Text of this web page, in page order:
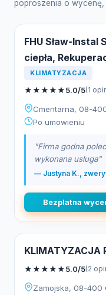
poproszenia o
FHU Sław-Instal
ciepła,
KLIMATYZACJA
★★★★★5.0/5(1
Cmentarna, 08-
Po umowieniu
"Firma godna
wykonana usluga"
— Justyna K.,
Bezplatna
KLIMATYZACJA
★★★★★5.0/5(2
Zamojska, 08-400